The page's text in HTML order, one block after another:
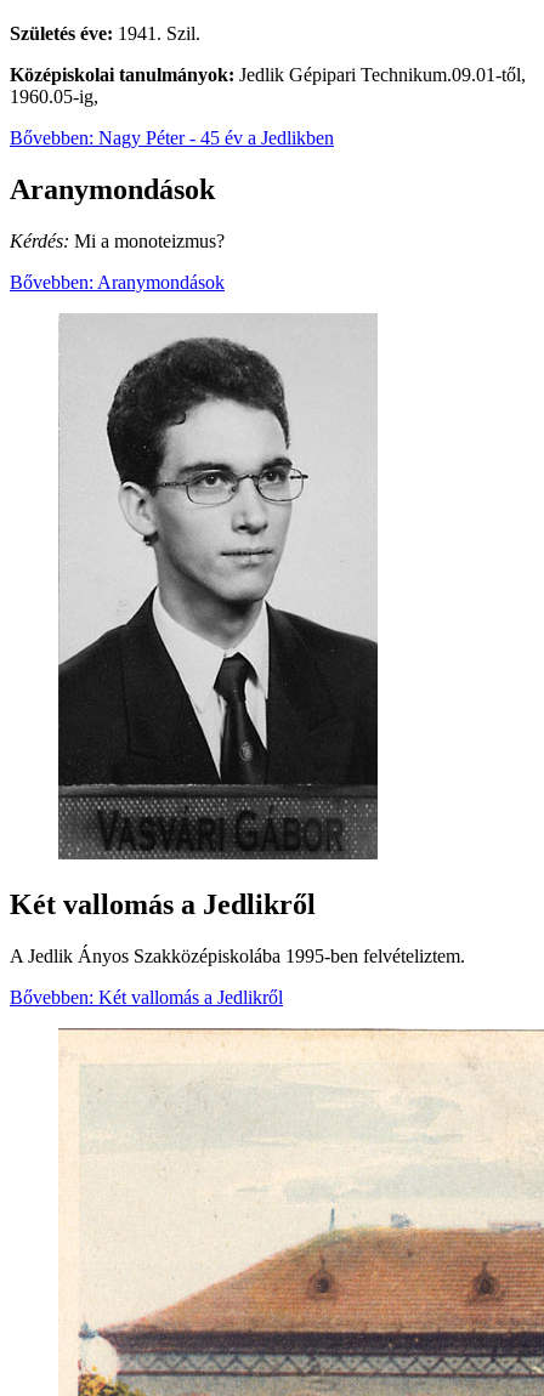
Születés éve: 1941. Szil.
Középiskolai tanulmányok: Jedlik Gépipari Technikum.09.01-től,
1960.05-ig,
Bővebben: Nagy Péter - 45 év a Jedlikben
Aranymondások
Kérdés: Mi a monoteizmus?
Bővebben: Aranymondások
Két vallomás a Jedlikről
A Jedlik Ányos Szakközépiskolába 1995-ben felvételiztem.
Bővebben: Két vallomás a Jedlikről